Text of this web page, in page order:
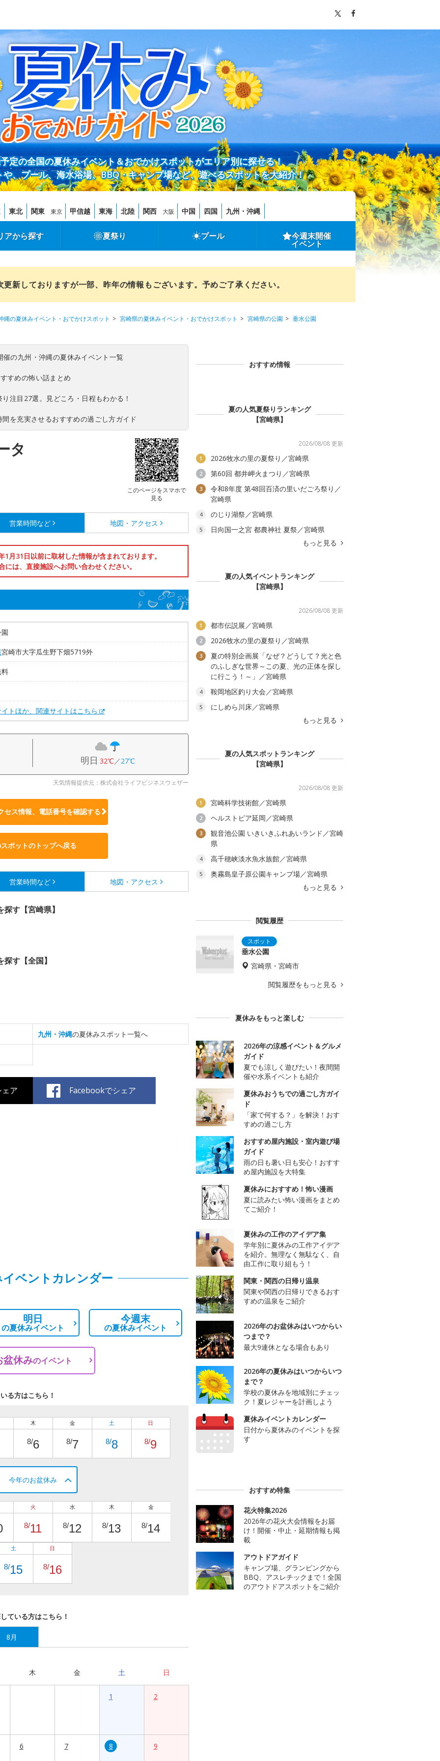
定の全国の夏休みイベント＆おでかけスポットがエリア別に探せる！
、プール、海水浴場、BBQ・キャンプ場など、遊べるスポットを大紹介！
東北 関東 東京 甲信越 東海 北陸 関西 大阪 中国 四国 九州・沖縄
アから探す 夏祭り プール 今週末開催
イベント
新しておりますが一部、昨年の情報もございます。予めご了承ください。
縄の夏休みイベント・おでかけスポット 宮崎県の夏休みイベント・おでかけスポット 宮崎県の公園
垂水公園
の九州・沖縄の夏休みイベント一覧
すめの怖い話まとめ
り注目27選。見どころ・日程もわかる！
間を充実させるおすすめの過ごし方ガイド
タ
このページをスマホで
見る
営業時間など 地図・アクセス
月31日以前に取材した情報が含まれております。
には、直接施設へお問い合わせください。
宮崎市大字瓜生野下畑5719外
料
トほか、関連サイトはこちら
明日 32℃／27℃
天気情報提供元：株式会社ライフビジネスウェザー
セス情報、電話番号を確認する
ポットのトップへ戻る
営業時間など 地図・アクセス
す【宮崎県】
す【全国】
九州・沖縄の夏休みスポット一覧へ
ア Facebookでシェア
イベントカレンダー
明日
の夏休みイベント
今週末
の夏休みイベント
盆休みのイベント
る方はこちら！
木
8/6
金
8/7
土
8/8
日
8/9
今年のお盆休み
火
8/11
水
8/12
木
8/13
金
8/14
土
8/15
日
8/16
ている方はこちら！
8月
木 金 土 日
1 2
6 7 8 9
おすすめ情報
夏の人気夏祭りランキング
【宮崎県】
2026/08/08 更新
1 2026牧水の里の夏祭り／宮崎県
2 第60回 都井岬火まつり／宮崎県
3
令和8年度 第48回百済の里いだごろ祭り／
宮崎県
4 のじり湖祭／宮崎県
5
日向国一之宮 都農神社 夏祭／宮崎県
もっと見る
夏の人気イベントランキング
【宮崎県】
2026/08/08 更新
1 都市伝説展／宮崎県
2 2026牧水の里の夏祭り／宮崎県
3
夏の特別企画展「なぜ？どうして？光と色
のふしぎな世界～この夏、光の正体を探し
に行こう！～」／宮崎県
4 鞍岡地区釣り大会／宮崎県
5
にしめら川床／宮崎県
もっと見る
夏の人気スポットランキング
【宮崎県】
2026/08/08 更新
1 宮崎科学技術館／宮崎県
2 ヘルストピア延岡／宮崎県
3
観音池公園 いきいきふれあいランド／宮崎
県
4 高千穂峡淡水魚水族館／宮崎県
5
奥霧島皇子原公園キャンプ場／宮崎県
もっと見る
閲覧履歴
垂水公園
宮崎県・宮崎市
閲覧履歴をもっと見る
夏休みをもっと楽しむ
2026年の涼感イベント＆グルメ
ガイド
夏でも涼しく遊びたい！夜間開
催や水系イベントも紹介
夏休みおうちでの過ごし方ガイ
ド
「家で何する？」を解決！おす
すめの過ごし方
おすすめ屋内施設・室内遊び場
ガイド
雨の日も暑い日も安心！おすす
め屋内施設を大特集
夏休みにおすすめ！怖い漫画
夏に読みたい怖い漫画をまとめ
てご紹介！
夏休みの工作のアイデア集
学年別に夏休みの工作アイデア
を紹介。無理なく無駄なく、自
由工作に取り組もう！
関東・関西の日帰り温泉
関東や関西の日帰りできるおす
すめの温泉をご紹介
2026年のお盆休みはいつからい
つまで？
最大9連休となる場合もあり
2026年の夏休みはいつからいつ
まで？
学校の夏休みを地域別にチェッ
ク！夏レジャーを計画しよう
夏休みイベントカレンダー
日付から夏休みのイベントを探
す
おすすめ特集
花火特集2026
2026年の花火大会情報をお届
け！開催・中止・延期情報も掲
載
アウトドアガイド
キャンプ場、グランピングから
BBQ、アスレチックまで！全国
のアウトドアスポットをご紹介